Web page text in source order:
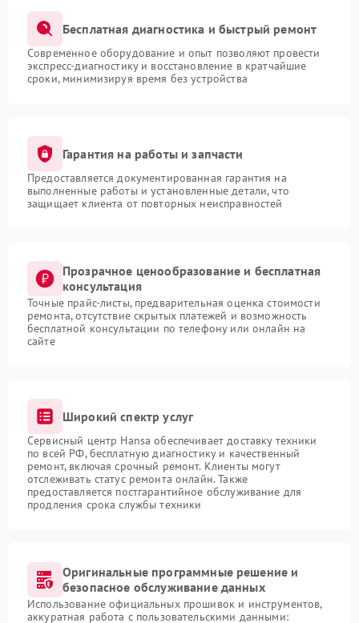
Бесплатная диагностика и быстрый ремонт
Современное оборудование и опыт позволяют провести
экспресс-диагностику и восстановление в кратчайшие
сроки, минимизируя время без устройства
Гарантия на работы и запчасти
Предоставляется документированная гарантия на
выполненные работы и установленные детали, что
защищает клиента от повторных неисправностей
Прозрачное ценообразование и бесплатная
консультация
Точные прайс-листы, предварительная оценка стоимости
ремонта, отсутствие скрытых платежей и возможность
бесплатной консультации по телефону или онлайн на
сайте
Широкий спектр услуг
Сервисный центр Hansa обеспечивает доставку техники
по всей РФ, бесплатную диагностику и качественный
ремонт, включая срочный ремонт. Клиенты могут
отслеживать статус ремонта онлайн. Также
предоставляется постгарантийное обслуживание для
продления срока службы техники
Оригинальные программные решение и
безопасное обслуживание данных
Использование официальных прошивок и инструментов,
аккуратная работа с пользовательскими данными: